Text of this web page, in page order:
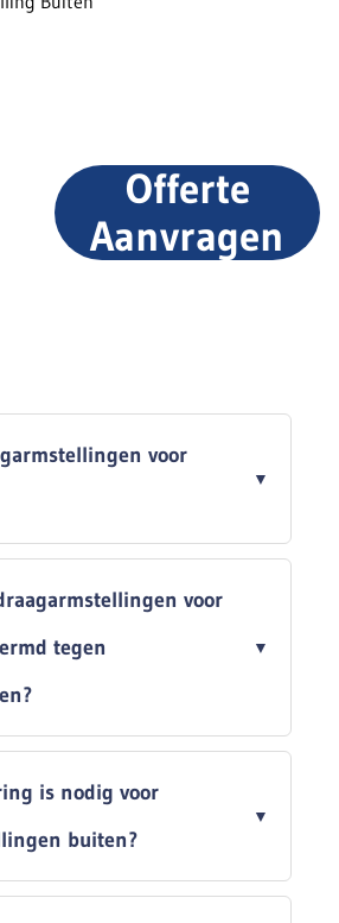
Offerte
Aanvragen
voor
voor
tegen
is nodig voor
buiten?